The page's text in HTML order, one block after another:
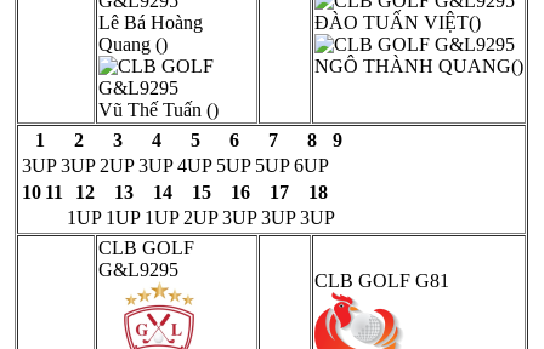
Lê Bá Hoàng
Quang ()
Vũ Thế Tuấn ()
ĐÀO TUẤN VIỆT()
NGÔ THÀNH QUANG()
1 2 3 4 5 6 7 8
9
3UP3UP 2UP3UP4UP 5UP 5UP6UP
10 11 12 13 14 15 16 17
18
1UP 1UP 1UP 2UP3UP3UP3UP
CLB GOLF
G&L9295
CLB GOLF G81